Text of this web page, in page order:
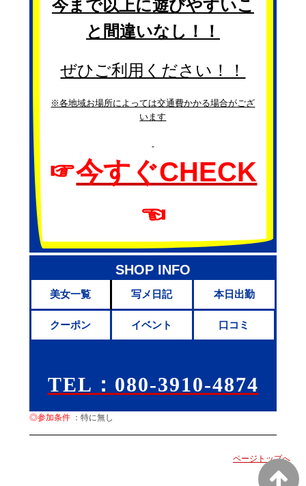
今まで以上に遊びやすいこ
と間違いなし！！
ぜひご利用ください！！
※各地域お場所によっては交通費かかる場合がござ
います
☞今すぐCHECK
☜
SHOP INFO
美女一覧 写メ日記 本日出勤
クーポン イベント 口コミ
TEL： 080-3910-4874
◎参加条件 ：特に無し
ページトップへ